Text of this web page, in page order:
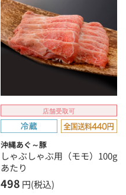
店舗受取可
沖縄あぐ～豚
しゃぶしゃぶ用（モモ）100g
あたり
498 円(税込)